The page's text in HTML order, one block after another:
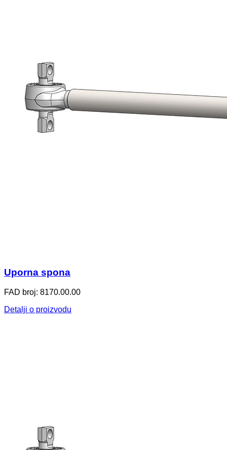
Uporna spona
FAD broj: 8170.00.00
Detalji o proizvodu